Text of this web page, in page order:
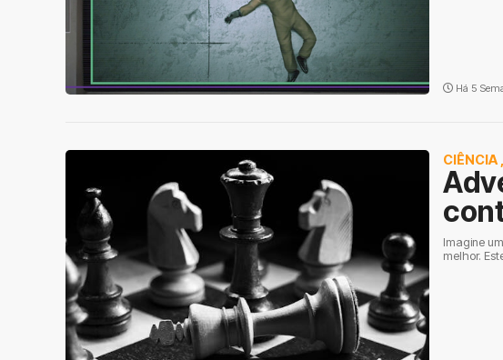
Há 5
CIÊNCIA
Imagine
melhor.